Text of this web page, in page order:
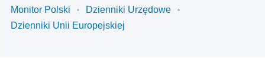
Monitor Polski
Dzienniki Urzędowe
Dzienniki Unii Europejskiej